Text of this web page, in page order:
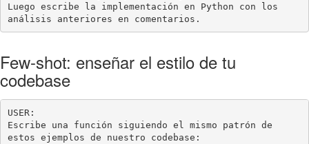
Luego escribe la implementación en Python con los
análisis anteriores en comentarios.
Few-shot: enseñar el estilo de tu
codebase
USER:
Escribe una función siguiendo el mismo patrón de
estos ejemplos de nuestro codebase: